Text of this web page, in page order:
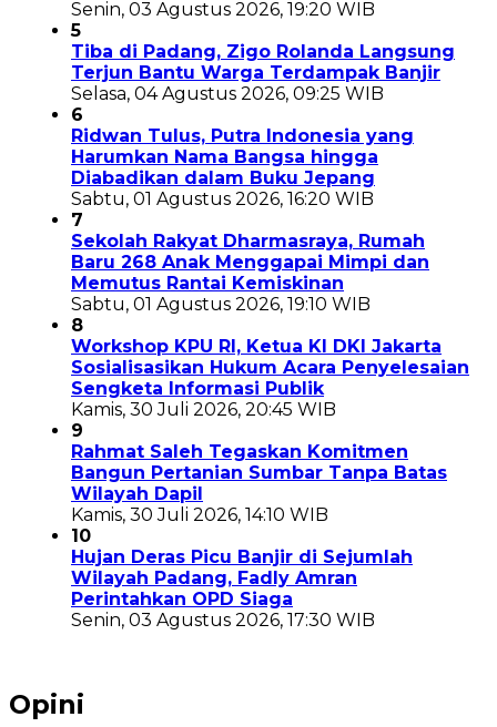
Senin, 03 Agustus 2026, 19:20 WIB
5
Tiba di Padang, Zigo Rolanda Langsung
Terjun Bantu Warga Terdampak Banjir
Selasa, 04 Agustus 2026, 09:25 WIB
6
Ridwan Tulus, Putra Indonesia yang
Harumkan Nama Bangsa hingga
Diabadikan dalam Buku Jepang
Sabtu, 01 Agustus 2026, 16:20 WIB
7
Sekolah Rakyat Dharmasraya, Rumah
Baru 268 Anak Menggapai Mimpi dan
Memutus Rantai Kemiskinan
Sabtu, 01 Agustus 2026, 19:10 WIB
8
Workshop KPU RI, Ketua KI DKI Jakarta
Sosialisasikan Hukum Acara Penyelesaian
Sengketa Informasi Publik
Kamis, 30 Juli 2026, 20:45 WIB
9
Rahmat Saleh Tegaskan Komitmen
Bangun Pertanian Sumbar Tanpa Batas
Wilayah Dapil
Kamis, 30 Juli 2026, 14:10 WIB
10
Hujan Deras Picu Banjir di Sejumlah
Wilayah Padang, Fadly Amran
Perintahkan OPD Siaga
Senin, 03 Agustus 2026, 17:30 WIB
Opini